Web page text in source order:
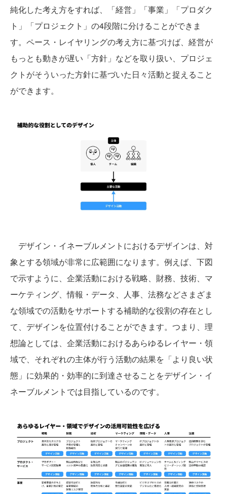
純化した考え方をすれば、「経営」「事業」「プロダク
ト」「プロジェクト」の4段階に分けることができま
す。ペース・レイヤリングの考え方に基づけば、経営が
もっとも動きが遅い「方針」などを取り扱い、プロジェ
クトがそういった方針に基づいた日々活動と捉えること
ができます。
デザイン・イネーブルメントにおけるデザインは、対
象とする領域が非常に広範囲になります。例えば、下図
で示すように、企業活動における戦略、財務、技術、マ
ーケティング、情報・データ、人事、法務などさまざま
な領域での活動をサポートする補助的な役割の存在とし
て、デザインを位置付けることができます。つまり、理
想論としては、企業活動におけるあらゆるレイヤー・領
域で、それぞれの主体が行う活動の結果を「より良い状
態」に効果的・効率的に到達させることをデザイン・イ
ネーブルメントでは目指しているのです。